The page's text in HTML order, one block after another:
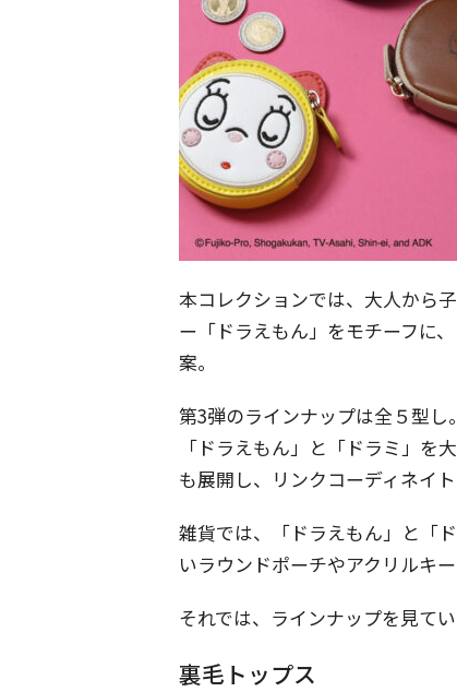
本コレクションでは、大人から
ー「ドラえもん」をモチーフに
案。
第3弾のラインナップは全５型し
「ドラえもん」と「ドラミ」を
も展開し、リンクコーディネイト
雑貨では、「ドラえもん」と「
いラウンドポーチやアクリルキ
それでは、ラインナップを見て
裏毛トップス